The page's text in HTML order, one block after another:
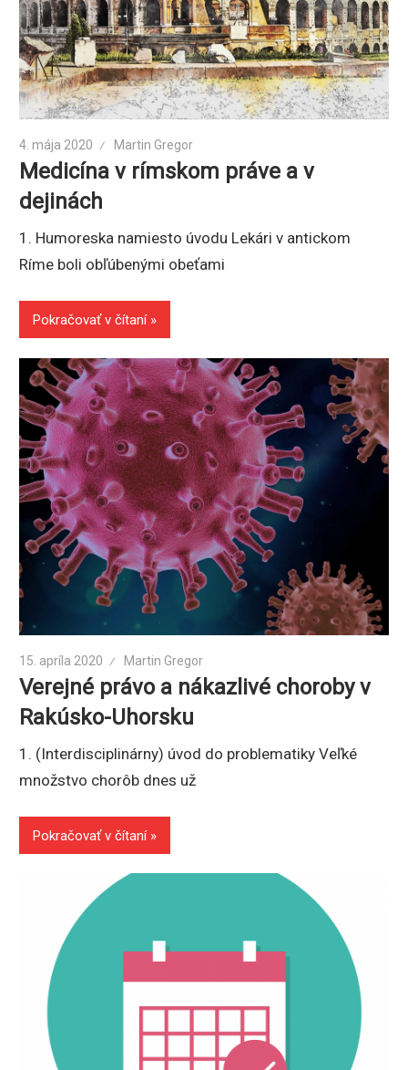
4. mája 2020 Martin Gregor
Medicína v rímskom práve a v
dejinách
1. Humoreska namiesto úvodu Lekári v antickom
Ríme boli obľúbenými obeťami
Pokračovať v čítaní
15. apríla 2020 Martin Gregor
Verejné právo a nákazlivé choroby v
Rakúsko-Uhorsku
1. (Interdisciplinárny) úvod do problematiky Veľké
množstvo chorôb dnes už
Pokračovať v čítaní